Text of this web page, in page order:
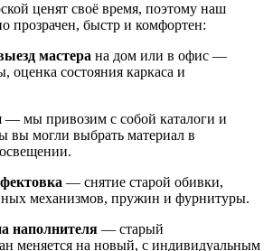
ценят своё время, поэтому наш
прозрачен, быстр и комфортен:
мастера на дом или в офис —
оценка состояния каркаса и
— мы привозим с собой каталоги и
вы могли выбрать материал в
— снятие старой обивки,
механизмов, пружин и фурнитуры.
наполнителя — старый
меняется на новый, с индивидуальным